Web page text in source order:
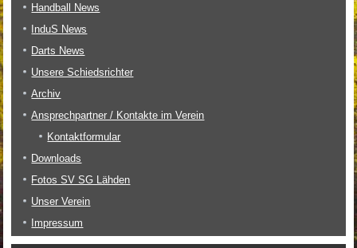
Handball News
InduS News
Darts News
Unsere Schiedsrichter
Archiv
Ansprechpartner / Kontakte im Verein
Kontaktformular
Downloads
Fotos SV SG Lähden
Unser Verein
Impressum